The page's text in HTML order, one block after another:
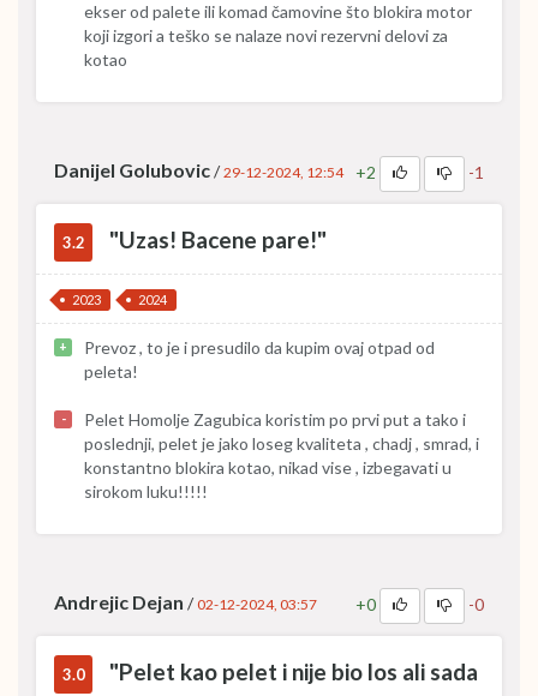
ekser od palete ili komad čamovine što blokira motor
koji izgori a teško se nalaze novi rezervni delovi za
kotao
Danijel Golubovic/ 29-12-2024, 12:54 +2 -1
3.2 "Uzas! Bacene pare!"
2023 2024
+
Prevoz , to je i presudilo da kupim ovaj otpad od
peleta!
-
Pelet Homolje Zagubica koristim po prvi put a tako i
poslednji, pelet je jako loseg kvaliteta , chadj , smrad, i
konstantno blokira kotao, nikad vise , izbegavati u
sirokom luku!!!!!
Andrejic Dejan / 02-12-2024, 03:57 +0 -0
3.0
"Pelet kao pelet i nije bio los ali sada